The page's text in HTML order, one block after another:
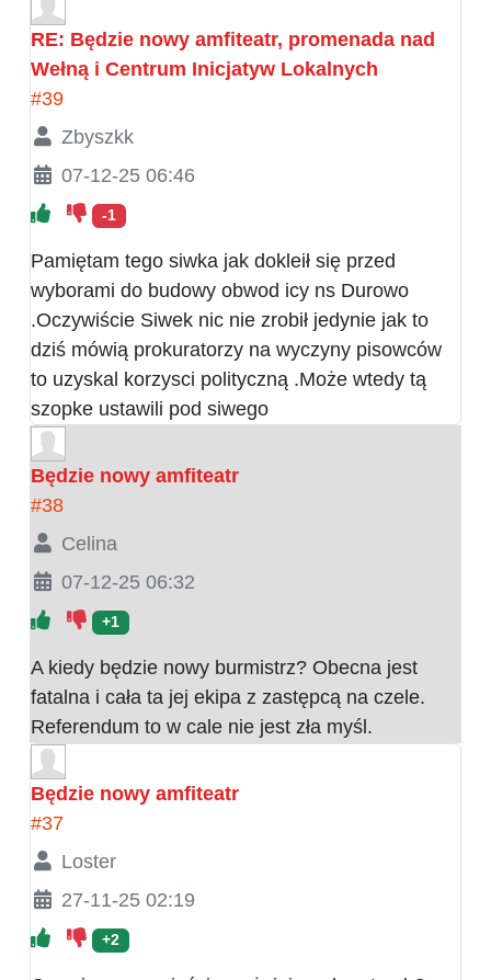
RE: Będzie nowy amfiteatr, promenada nad
Wełną i Centrum Inicjatyw Lokalnych
#39
Zbyszkk
07-12-25 06:46
-1
Pamiętam tego siwka jak dokleił się przed
wyborami do budowy obwod icy ns Durowo
.Oczywiście Siwek nic nie zrobił jedynie jak to
dziś mówią prokuratorzy na wyczyny pisowców
to uzyskal korzysci polityczną .Może wtedy tą
szopke ustawili pod siwego
Będzie nowy amfiteatr
#38
Celina
07-12-25 06:32
+1
A kiedy będzie nowy burmistrz? Obecna jest
fatalna i cała ta jej ekipa z zastępcą na czele.
Referendum to w cale nie jest zła myśl.
Będzie nowy amfiteatr
#37
Loster
27-11-25 02:19
+2